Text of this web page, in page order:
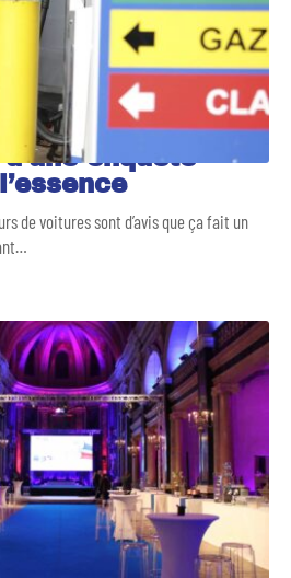
enquête
de voitures sont d’avis que ça fait un
…